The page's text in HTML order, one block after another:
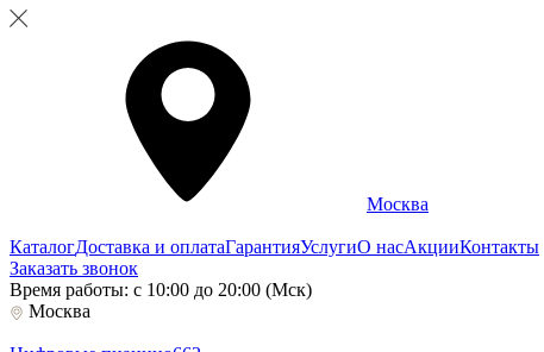
Москва
КаталогДоставка и оплатаГарантияУслугиО насАкцииКонтакты
Заказать звонок
Время работы: с 10:00 до 20:00 (Мск)
Москва